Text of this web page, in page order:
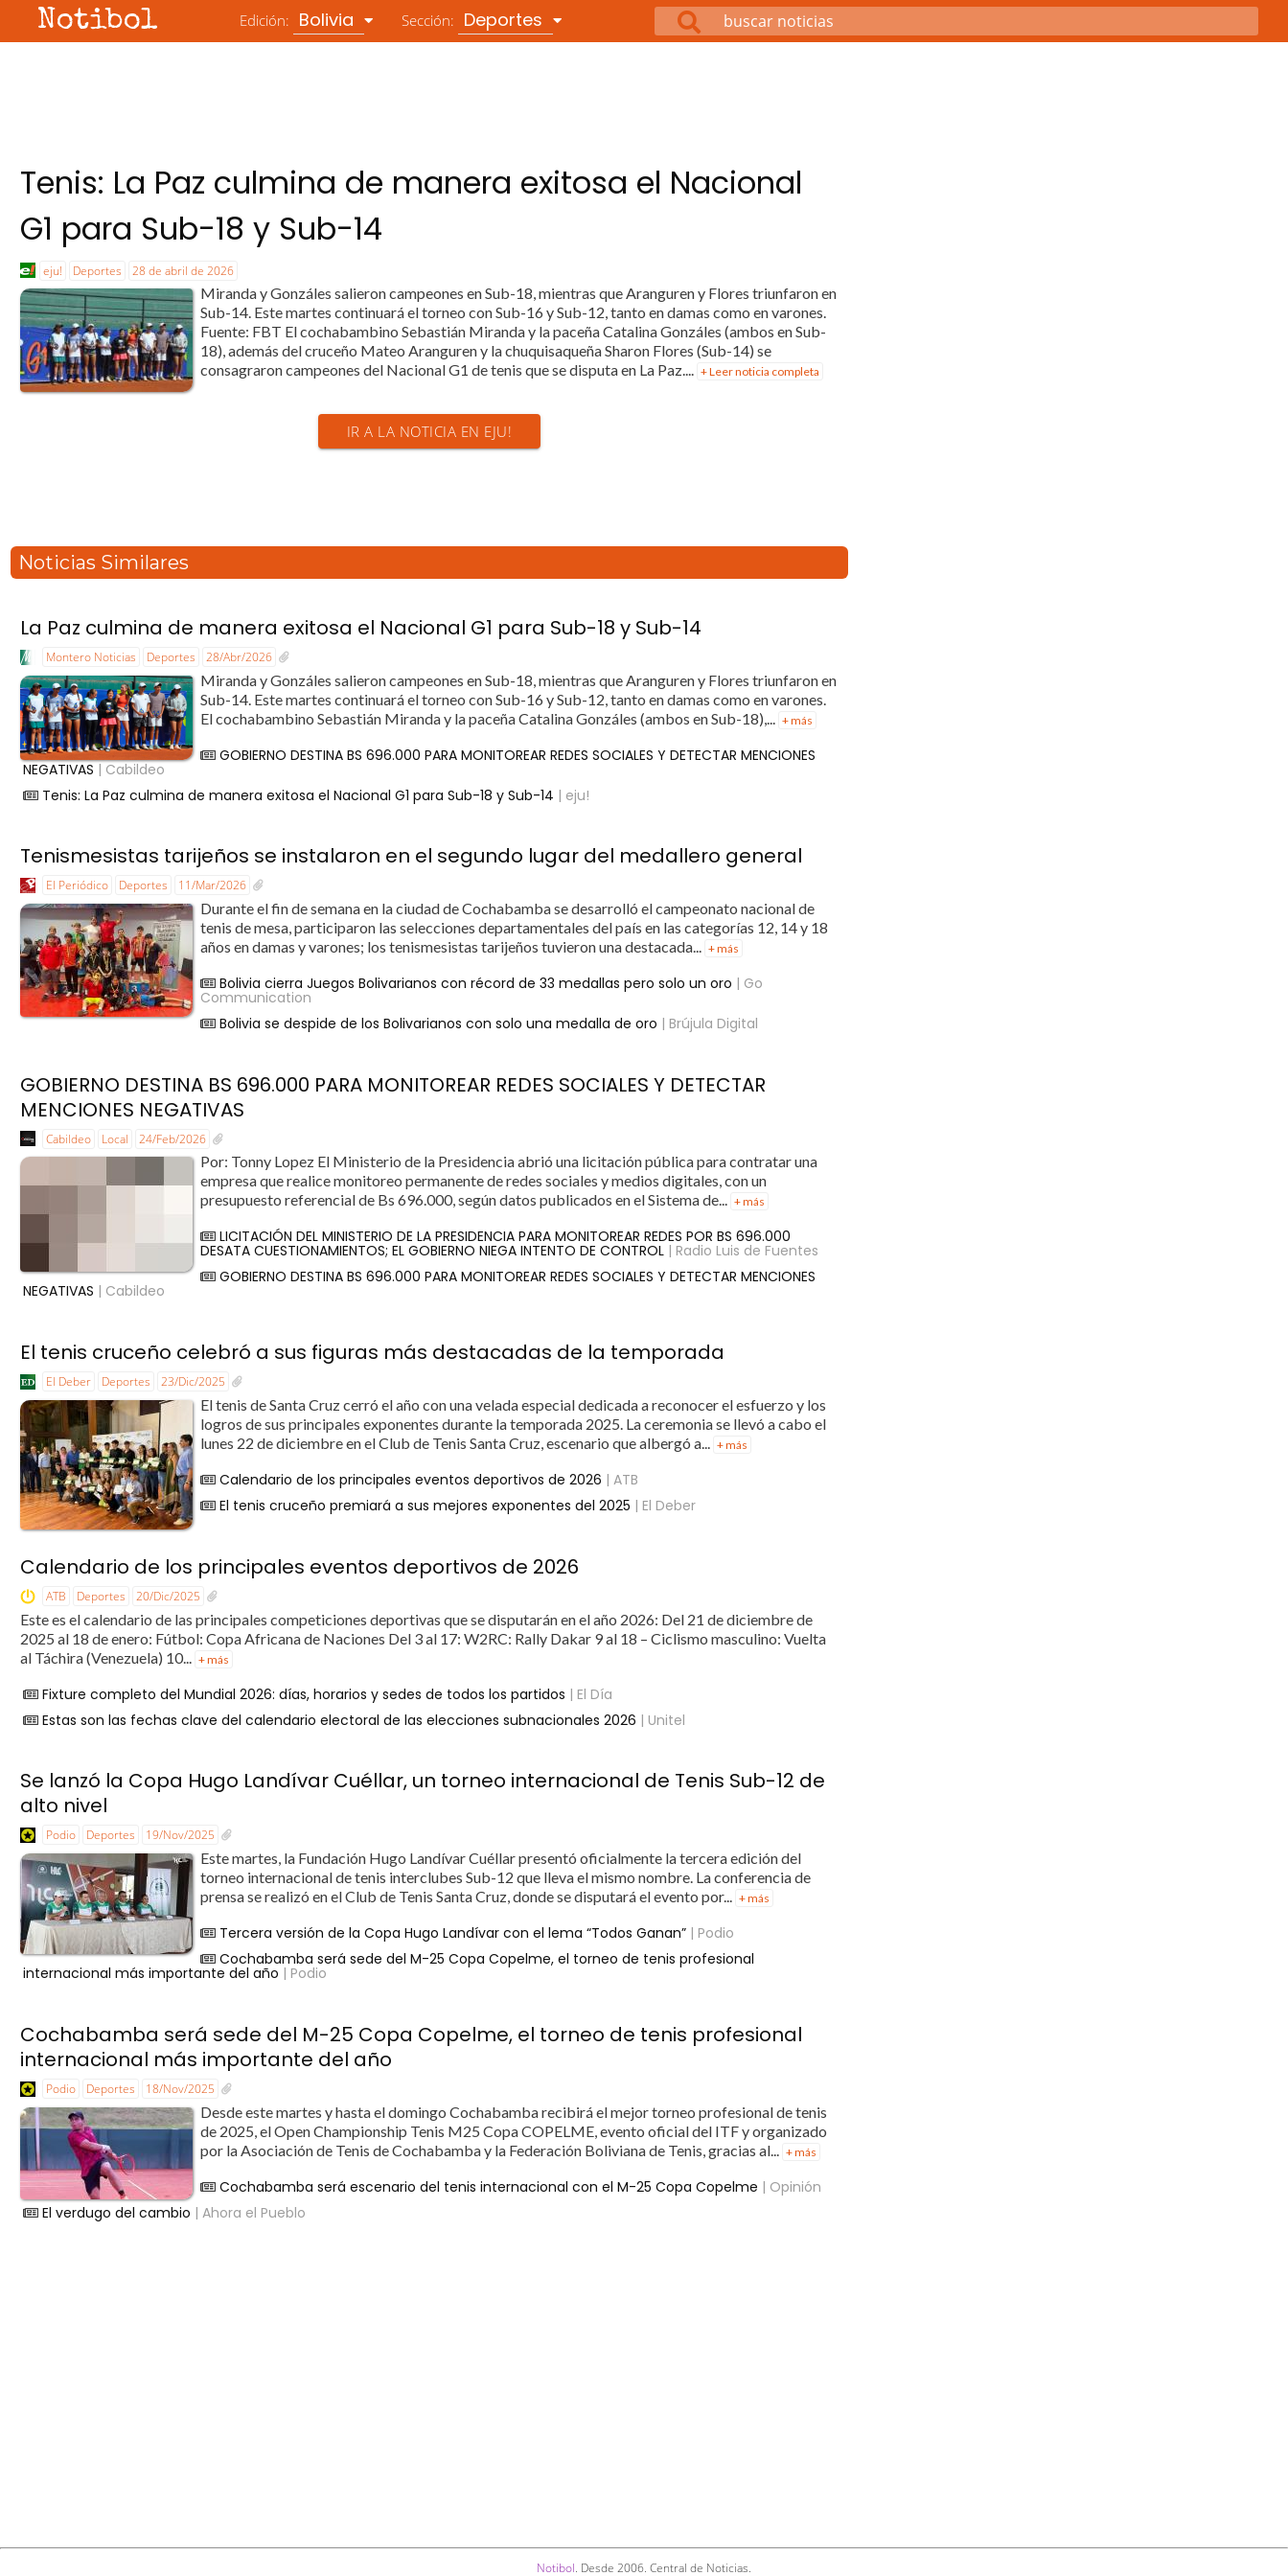
Notibol Edición: Bolivia Sección: Deportes
Tenis: La Paz culmina de manera exitosa el Nacional
G1 para Sub-18 y Sub-14
eju! Deportes 28 de abril de 2026
Miranda y Gonzáles salieron campeones en Sub-18, mientras que Aranguren y Flores triunfaron en
Sub-14. Este martes continuará el torneo con Sub-16 y Sub-12, tanto en damas como en varones.
Fuente: FBT El cochabambino Sebastián Miranda y la paceña Catalina Gonzáles (ambos en Sub-
18), además del cruceño Mateo Aranguren y la chuquisaqueña Sharon Flores (Sub-14) se
consagraron campeones del Nacional G1 de tenis que se disputa en La Paz.... + Leer noticia completa
IR A LA NOTICIA EN EJU!
Noticias Similares
La Paz culmina de manera exitosa el Nacional G1 para Sub-18 y Sub-14
Montero Noticias Deportes 28/Abr/2026
Miranda y Gonzáles salieron campeones en Sub-18, mientras que Aranguren y Flores triunfaron en
Sub-14. Este martes continuará el torneo con Sub-16 y Sub-12, tanto en damas como en varones.
El cochabambino Sebastián Miranda y la paceña Catalina Gonzáles (ambos en Sub-18),...
+ más
GOBIERNO DESTINA BS 696.000 PARA MONITOREAR REDES SOCIALES Y DETECTAR MENCIONES
NEGATIVAS | Cabildeo
Tenis: La Paz culmina de manera exitosa el Nacional G1 para Sub-18 y Sub-14 | eju!
Tenismesistas tarijeños se instalaron en el segundo lugar del medallero general
El Periódico Deportes 11/Mar/2026
Durante el fin de semana en la ciudad de Cochabamba se desarrolló el campeonato nacional de
tenis de mesa, participaron las selecciones departamentales del país en las categorías 12, 14 y 18
años en damas y varones; los tenismesistas tarijeños tuvieron una destacada... + más
Bolivia cierra Juegos Bolivarianos con récord de 33 medallas pero solo un oro | Go
Communication
Bolivia se despide de los Bolivarianos con solo una medalla de oro | Brújula Digital
GOBIERNO DESTINA BS 696.000 PARA MONITOREAR REDES SOCIALES Y DETECTAR
MENCIONES NEGATIVAS
Cabildeo Local 24/Feb/2026
Por: Tonny Lopez El Ministerio de la Presidencia abrió una licitación pública para contratar una
empresa que realice monitoreo permanente de redes sociales y medios digitales, con un
presupuesto referencial de Bs 696.000, según datos publicados en el Sistema de... + más
LICITACIÓN DEL MINISTERIO DE LA PRESIDENCIA PARA MONITOREAR REDES POR BS 696.000
DESATA CUESTIONAMIENTOS; EL GOBIERNO NIEGA INTENTO DE CONTROL | Radio Luis de Fuentes
GOBIERNO DESTINA BS 696.000 PARA MONITOREAR REDES SOCIALES Y DETECTAR MENCIONES
NEGATIVAS | Cabildeo
El tenis cruceño celebró a sus figuras más destacadas de la temporada
El Deber Deportes 23/Dic/2025
El tenis de Santa Cruz cerró el año con una velada especial dedicada a reconocer el esfuerzo y los
logros de sus principales exponentes durante la temporada 2025. La ceremonia se llevó a cabo el
lunes 22 de diciembre en el Club de Tenis Santa Cruz, escenario que albergó a...
+ más
Calendario de los principales eventos deportivos de 2026 | ATB
El tenis cruceño premiará a sus mejores exponentes del 2025 | El Deber
Calendario de los principales eventos deportivos de 2026
ATB Deportes 20/Dic/2025
Este es el calendario de las principales competiciones deportivas que se disputarán en el año 2026: Del 21 de diciembre de
2025 al 18 de enero: Fútbol: Copa Africana de Naciones Del 3 al 17: W2RC: Rally Dakar 9 al 18 – Ciclismo masculino: Vuelta
al Táchira (Venezuela) 10... + más
Fixture completo del Mundial 2026: días, horarios y sedes de todos los partidos | El Día
Estas son las fechas clave del calendario electoral de las elecciones subnacionales 2026 | Unitel
Se lanzó la Copa Hugo Landívar Cuéllar, un torneo internacional de Tenis Sub-12 de
alto nivel
Podio Deportes 19/Nov/2025
Este martes, la Fundación Hugo Landívar Cuéllar presentó oficialmente la tercera edición del
torneo internacional de tenis interclubes Sub-12 que lleva el mismo nombre. La conferencia de
prensa se realizó en el Club de Tenis Santa Cruz, donde se disputará el evento por... + más
Tercera versión de la Copa Hugo Landívar con el lema “Todos Ganan” | Podio
Cochabamba será sede del M-25 Copa Copelme, el torneo de tenis profesional
internacional más importante del año | Podio
Cochabamba será sede del M-25 Copa Copelme, el torneo de tenis profesional
internacional más importante del año
Podio Deportes 18/Nov/2025
Desde este martes y hasta el domingo Cochabamba recibirá el mejor torneo profesional de tenis
de 2025, el Open Championship Tenis M25 Copa COPELME, evento oficial del ITF y organizado
por la Asociación de Tenis de Cochabamba y la Federación Boliviana de Tenis, gracias al...
+ más
Cochabamba será escenario del tenis internacional con el M-25 Copa Copelme | Opinión
El verdugo del cambio | Ahora el Pueblo
Notibol. Desde 2006. Central de Noticias.